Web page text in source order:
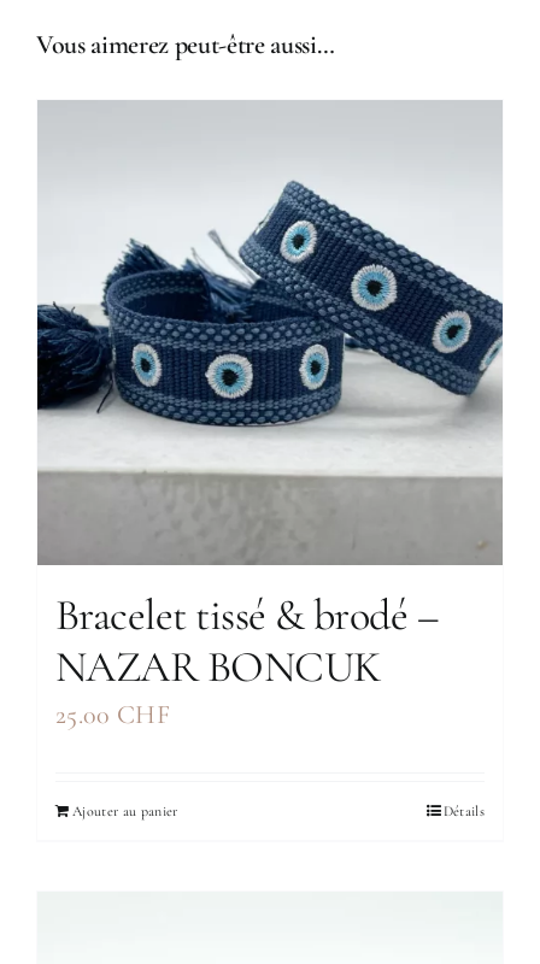
Vous aimerez peut-être aussi…
Bracelet tissé & brodé –
NAZAR BONCUK
25.00 CHF
Ajouter au panier Détails